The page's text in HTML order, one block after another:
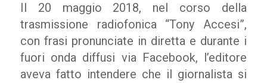
Il 20 maggio 2018, nel corso della
trasmissione radiofonica “Tony Accesi”,
con frasi pronunciate in diretta e durante i
fuori onda diffusi via Facebook, l’editore
aveva fatto intendere che il giornalista si